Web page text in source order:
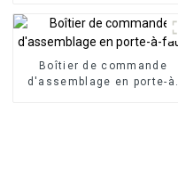
commande en porte-à-faux
en aluminium
Boîtier de commande
d'assemblage en porte-à-